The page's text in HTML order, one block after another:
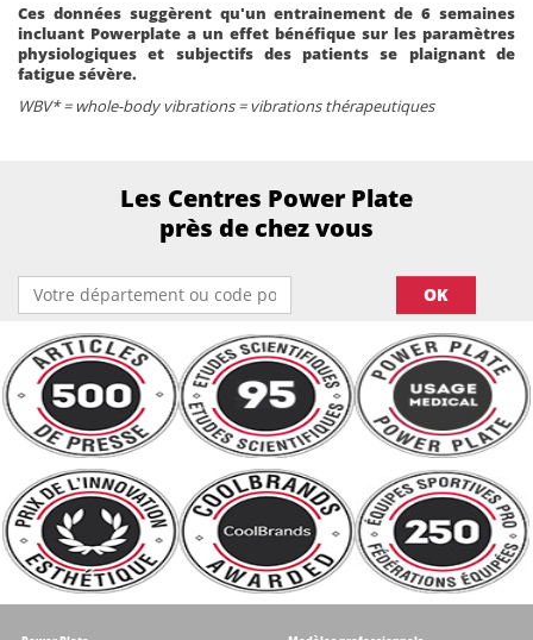
Ces données suggèrent qu'un entrainement de 6 semaines
incluant Powerplate a un effet bénéfique sur les paramètres
physiologiques et subjectifs des patients se plaignant de
fatigue sévère.
WBV* = whole-body vibrations = vibrations thérapeutiques
Les Centres Power Plate
près de chez vous
OK